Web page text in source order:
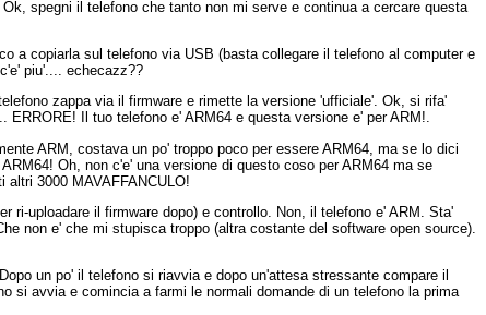
spegni il telefono che tanto non mi serve e continua a cercare questa
a copiarla sul telefono via USB (basta collegare il telefono al computer e
piu'.... echecazz??
zappa via il firmware e rimette la versione 'ufficiale'. Ok, si rifa'
Il tuo telefono e' ARM64 e questa versione e' per ARM!.
ARM, costava un po' troppo poco per essere ARM64, ma se lo dici
Oh, non c'e' una versione di questo coso per ARM64 ma se
3000 MAVAFFANCULO!
ri-uploadare il firmware dopo) e controllo. Non, il telefono e' ARM. Sta'
non e' che mi stupisca troppo (altra costante del software open source).
un po' il telefono si riavvia e dopo un'attesa stressante compare il
si avvia e comincia a farmi le normali domande di un telefono la prima